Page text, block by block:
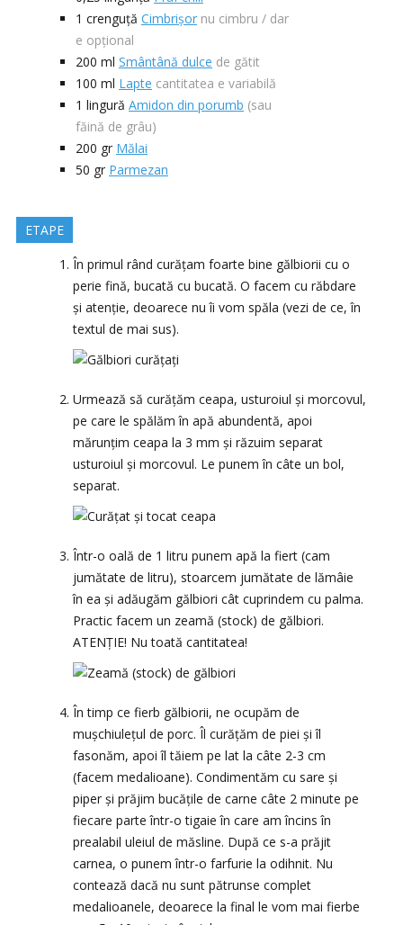
1 crenguță Cimbrișor nu cimbru / dar
e opțional
200 ml Smântână dulce de gătit
100 ml Lapte cantitatea e variabilă
1 lingură Amidon din porumb (sau
făină de grâu)
200 gr Mălai
50 gr Parmezan
ETAPE
În primul rând curățam foarte bine gălbiorii cu o
perie fină, bucată cu bucată. O facem cu răbdare
și atenție, deoarece nu îi vom spăla (vezi de ce, în
textul de mai sus).
Urmează să curățăm ceapa, usturoiul și morcovul,
pe care le spălăm în apă abundentă, apoi
mărunțim ceapa la 3 mm și răzuim separat
usturoiul și morcovul. Le punem în câte un bol,
separat.
Într-o oală de 1 litru punem apă la fiert (cam
jumătate de litru), stoarcem jumătate de lămâie
în ea și adăugăm gălbiori cât cuprindem cu palma.
Practic facem un zeamă (stock) de gălbiori.
ATENȚIE! Nu toată cantitatea!
În timp ce fierb gălbiorii, ne ocupăm de
mușchiulețul de porc. Îl curățăm de piei și îl
fasonăm, apoi îl tăiem pe lat la câte 2-3 cm
(facem medalioane). Condimentăm cu sare și
piper și prăjim bucățile de carne câte 2 minute pe
fiecare parte într-o tigaie în care am încins în
prealabil uleiul de măsline. După ce s-a prăjit
carnea, o punem într-o farfurie la odihnit. Nu
contează dacă nu sunt pătrunse complet
medalioanele, deoarece la final le vom mai fierbe